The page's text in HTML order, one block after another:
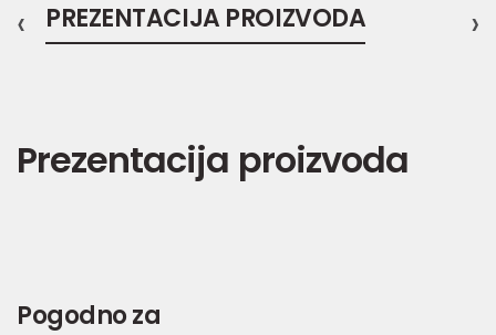
PREZENTACIJA PROIZVODA
‹ ›
Prezentacija proizvoda
Pogodno za